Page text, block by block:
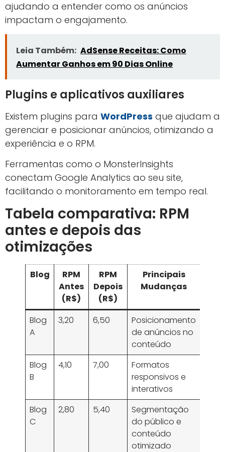
ajudando a entender como os anúncios
impactam o engajamento.
Leia Também: AdSense Receitas: Como
Aumentar Ganhos em 90 Dias Online
Plugins e aplicativos auxiliares
Existem plugins para WordPress que ajudam a
gerenciar e posicionar anúncios, otimizando a
experiência e o RPM.
Ferramentas como o MonsterInsights
conectam Google Analytics ao seu site,
facilitando o monitoramento em tempo real.
Tabela comparativa: RPM
antes e depois das
otimizações
Blog
RPM
Antes
(R$)
RPM
Depois
(R$)
Principais
Mudanças
Blog
A
3,20 6,50
Posicionamento
de anúncios no
conteúdo
Blog
B
4,10 7,00
Formatos
responsivos e
interativos
Blog
C
2,80 5,40
Segmentação
do público e
conteúdo
otimizado